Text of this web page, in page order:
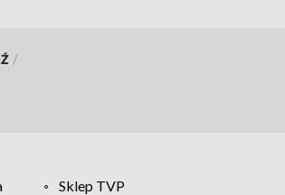
/
Sklep TVP